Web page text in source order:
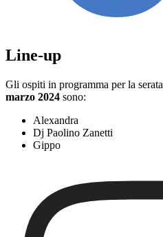
Line-up
Gli ospiti in programma per la serata
marzo 2024 sono:
Alexandra
Dj Paolino Zanetti
Gippo